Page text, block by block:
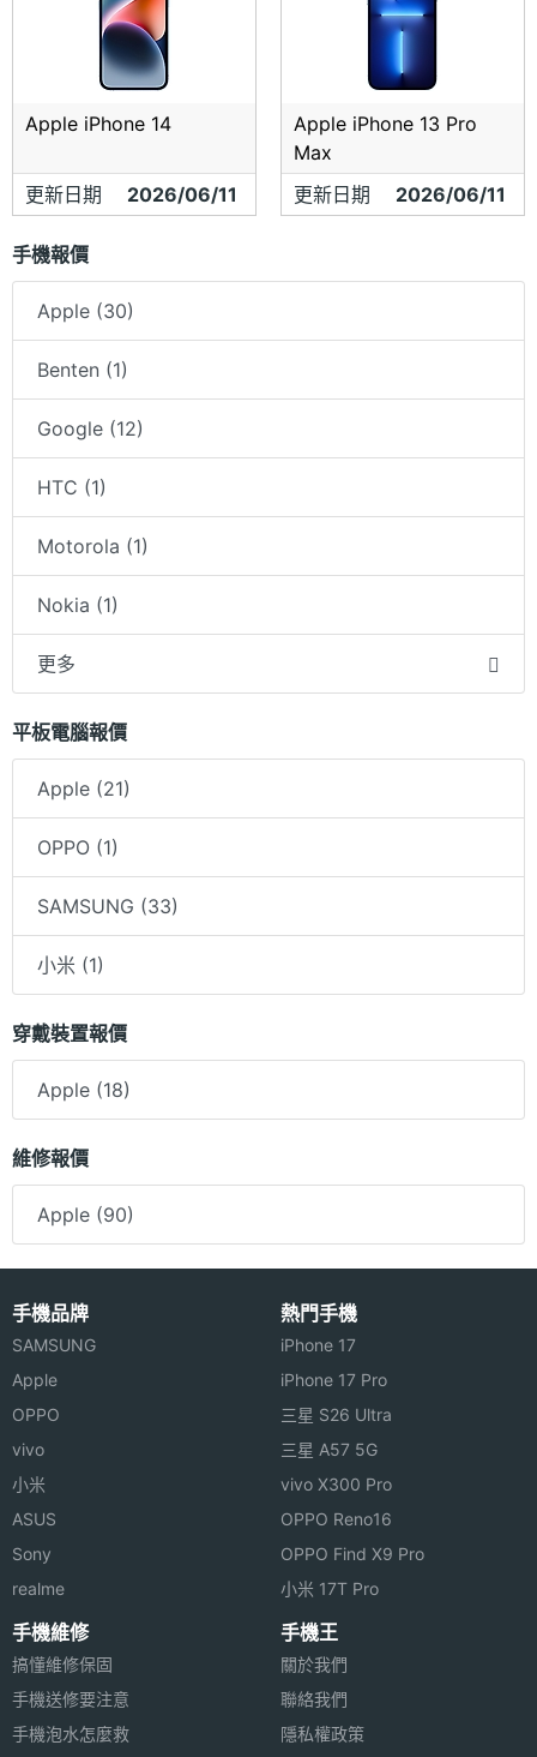
Apple iPhone 14
更新日期 2026/06/11
Apple iPhone 13 Pro
Max
更新日期
2026/06/11
手機報價
Apple (30)
Benten (1)
Google (12)
HTC (1)
Motorola (1)
Nokia (1)
更多
平板電腦報價
Apple (21)
OPPO (1)
SAMSUNG (33)
小米 (1)
穿戴裝置報價
Apple (18)
維修報價
Apple (90)
手機品牌
SAMSUNG
Apple
OPPO
vivo
小米
ASUS
Sony
realme
熱門手機
iPhone 17
iPhone 17 Pro
三星 S26 Ultra
三星 A57 5G
vivo X300 Pro
OPPO Reno16
OPPO Find X9 Pro
小米 17T Pro
手機維修
搞懂維修保固
手機送修要注意
手機泡水怎麼救
手機王
關於我們
聯絡我們
隱私權政策